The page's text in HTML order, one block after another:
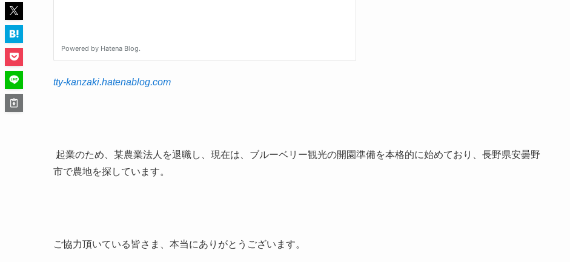
tty-kanzaki.hatenablog.com
起業のため、某農業法人を退職し、現在は、ブルーベリー観光の開園準備を本格的に始めており、長野県安曇野
市で農地を探しています。
ご協力頂いている皆さま、本当にありがとうございます。